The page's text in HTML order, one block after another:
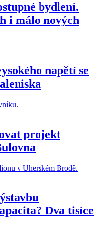
bydlení.
i málo nových
napětí se
projekt
Dva tisíce